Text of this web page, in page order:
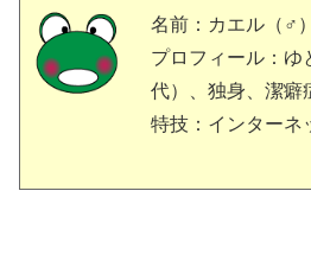
名前：カエル（♂）
プロフィール：ゆ
代）、独身、潔癖
特技：インターネ